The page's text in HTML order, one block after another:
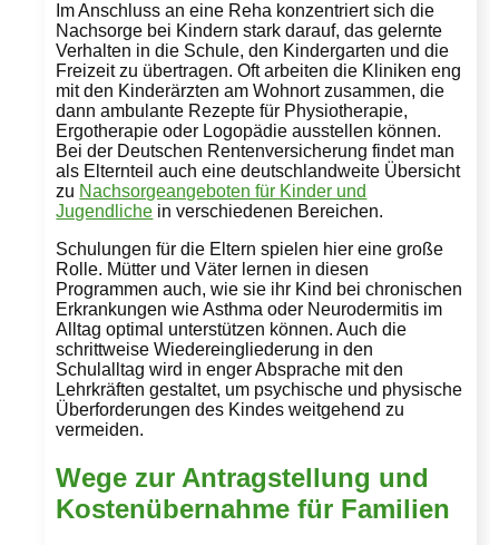
Im Anschluss an eine Reha konzentriert sich die
Nachsorge bei Kindern stark darauf, das gelernte
Verhalten in die Schule, den Kindergarten und die
Freizeit zu übertragen. Oft arbeiten die Kliniken eng
mit den Kinderärzten am Wohnort zusammen, die
dann ambulante Rezepte für Physiotherapie,
Ergotherapie oder Logopädie ausstellen können.
Bei der Deutschen Rentenversicherung findet man
als Elternteil auch eine deutschlandweite Übersicht
zu Nachsorgeangeboten für Kinder und
Jugendliche in verschiedenen Bereichen.
Schulungen für die Eltern spielen hier eine große
Rolle. Mütter und Väter lernen in diesen
Programmen auch, wie sie ihr Kind bei chronischen
Erkrankungen wie Asthma oder Neurodermitis im
Alltag optimal unterstützen können. Auch die
schrittweise Wiedereingliederung in den
Schulalltag wird in enger Absprache mit den
Lehrkräften gestaltet, um psychische und physische
Überforderungen des Kindes weitgehend zu
vermeiden.
Wege zur Antragstellung und
Kostenübernahme für Familien